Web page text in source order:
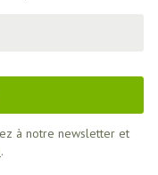
à notre newsletter et
.